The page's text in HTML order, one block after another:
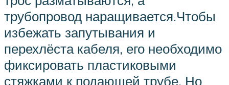
трубопровод наращивается.Чтобы
избежать запутывания и
перехлёста кабеля, его необходимо
фиксировать пластиковыми
стяжками к подающей трубе. Но